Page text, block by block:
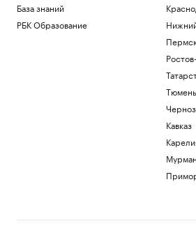
База знаний
РБК Образование
Тюмень
Кавказ